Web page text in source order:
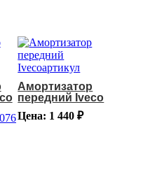
Амортизатор
передний Iveco
Цена: 1 440 ₽